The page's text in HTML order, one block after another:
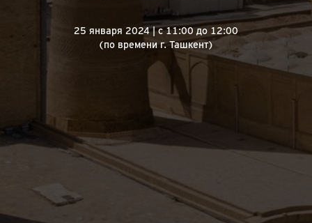
25 января 2024 | с 11:00 до 12:00
(по времени г. Ташкент)